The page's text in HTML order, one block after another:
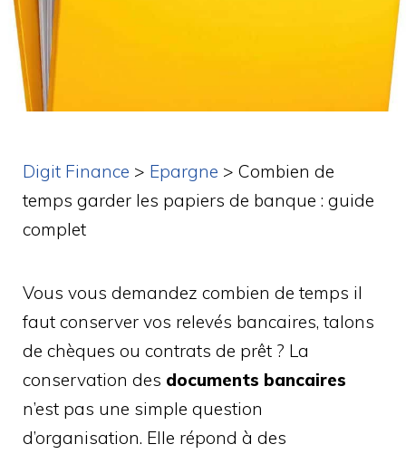
Digit Finance > Epargne > Combien de
temps garder les papiers de banque : guide
complet
Vous vous demandez combien de temps il
faut conserver vos relevés bancaires, talons
de chèques ou contrats de prêt ? La
conservation des documents bancaires
n’est pas une simple question
d’organisation. Elle répond à des